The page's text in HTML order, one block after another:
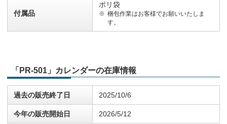
付属品
ポリ袋
梱包作業はお客様でお願いいたしま
す。
「PR-501」カレンダーの在庫情報
過去の販売終了日 2025/10/6
今年の販売開始日 2026/5/12